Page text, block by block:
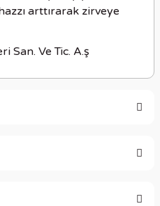
arttırarak zirveye
San. Ve Tic. A.ş